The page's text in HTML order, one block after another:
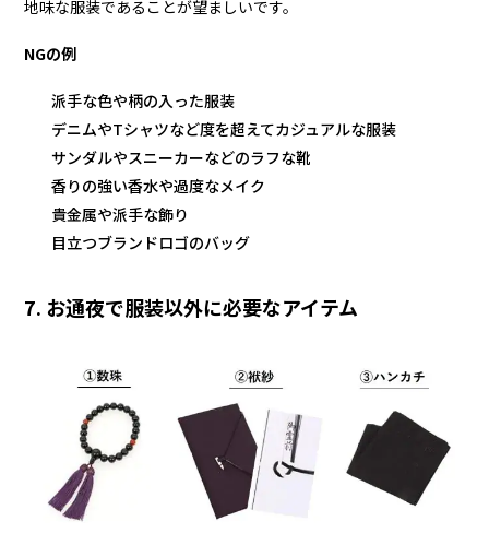
地味な服装であることが望ましいです。
NGの例
派手な色や柄の入った服装
デニムやTシャツなど度を超えてカジュアルな服装
サンダルやスニーカーなどのラフな靴
香りの強い香水や過度なメイク
貴金属や派手な飾り
目立つブランドロゴのバッグ
7. お通夜で服装以外に必要なアイテム